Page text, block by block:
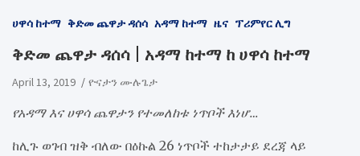
ሀዋሳ ከተማ ቅድመ ጨዋታ ዳሰሳ አዳማ ከተማ ዜና ፕሪምየር ሊግ
ቅድመ ጨዋታ ዳሰሳ | አዳማ ከተማ ከ ሀዋሳ ከተማ
April 13, 2019 ዮናታን ሙሉጌታ
የአዳማ እና ሀዋሳ ጨዋታን የተመለከቱ ነጥቦች እነሆ…
ከሊጉ ወገብ ዝቅ ብለው በዕኩል 26 ነጥቦች ተከታታይ ደረጃ ላይ